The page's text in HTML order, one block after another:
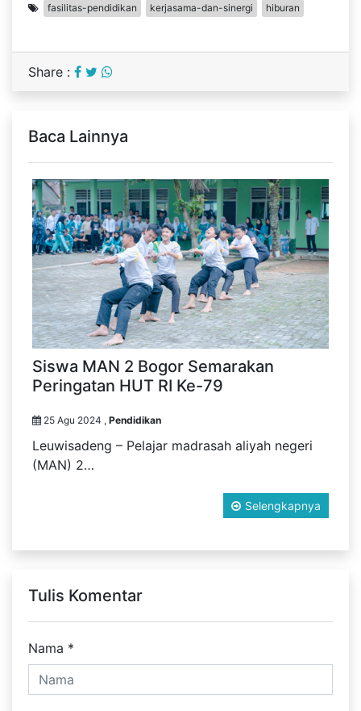
fasilitas-pendidikan kerjasama-dan-sinergi hiburan
Share :
Baca Lainnya
Siswa MAN 2 Bogor Semarakan
Peringatan HUT RI Ke-79
25 Agu 2024 , Pendidikan
Leuwisadeng – Pelajar madrasah aliyah negeri
(MAN) 2…
Selengkapnya
Tulis Komentar
Nama *